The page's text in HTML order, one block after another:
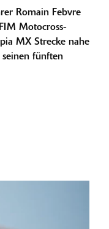
Romain Febvre
Motocross-
MX Strecke nahe
fünften